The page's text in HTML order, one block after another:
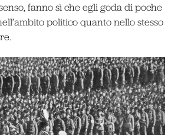
fanno sì che egli goda di poche
politico quanto nello stesso